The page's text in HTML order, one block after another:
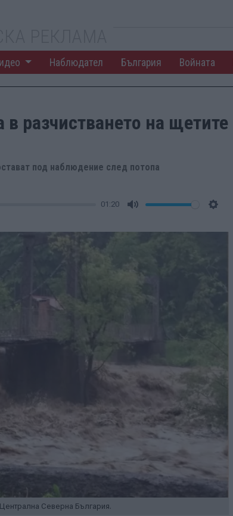
Наблюдател България Войната
разчистването на щетите
под наблюдение след потопа
01:20
Северна България.